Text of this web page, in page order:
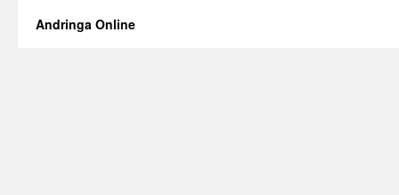
Andringa Online